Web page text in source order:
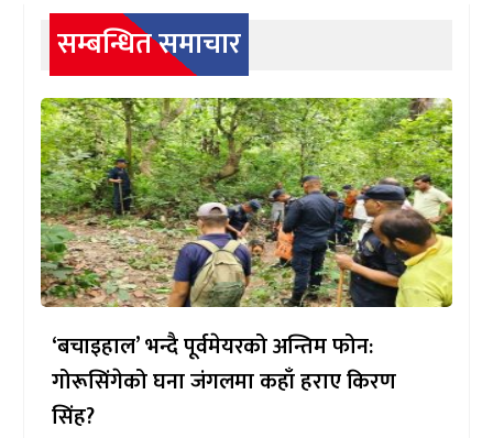
सम्बन्धित समाचार
‘बचाइहाल’ भन्दै पूर्वमेयरको अन्तिम फोन:
गोरूसिंगेको घना जंगलमा कहाँ हराए किरण
सिंह?